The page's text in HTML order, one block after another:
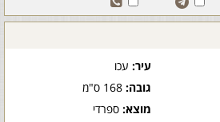
עיר:עכו
גובה:168 ס"מ
מוצא:ספרדי